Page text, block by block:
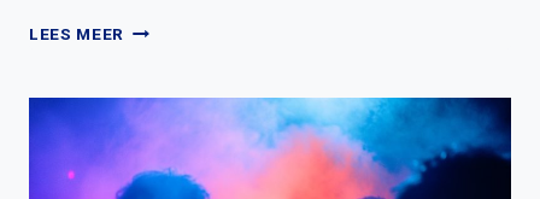
LEES MEER HOE
GAYDATING
APPS?